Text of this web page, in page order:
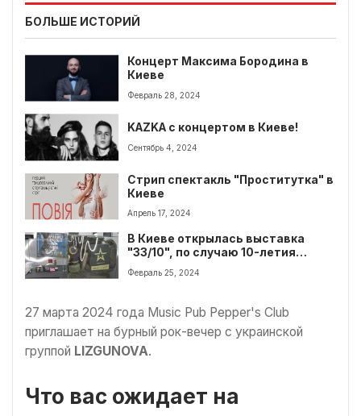
БОЛЬШЕ ИСТОРИЙ
Концерт Максима Бородина в
Киеве
Февраль 28, 2024
KAZKA с концертом в Киеве!
Сентябрь 4, 2024
Стрип спектакль "Проститутка" в
Киеве
Апрель 17, 2024
В Киеве открылась выставка
"33/10", по случаю 10-летия
войны
Февраль 25, 2024
27 марта 2024 года Music Pub Pepper's Club
приглашает на бурный рок-вечер с украинской
группой LIZGUNOVA.
Что вас ожидает на